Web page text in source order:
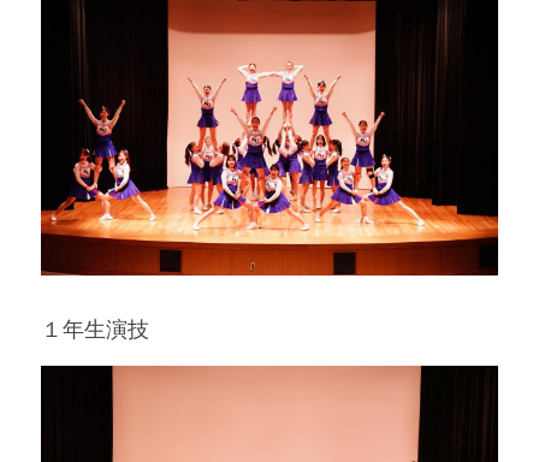
１年生演技